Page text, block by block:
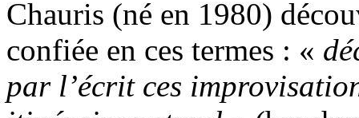
Chauris (né en 1980)
confiée en ces termes : «
par l’écrit ces